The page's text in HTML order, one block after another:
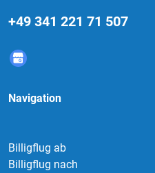
+49 341 221 71 507
Navigation
Billigflug ab
Billigflug nach